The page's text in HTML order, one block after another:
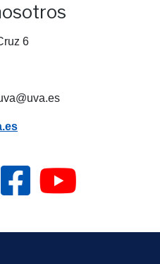
6
Twitter de Centro VirtUVa
Enlace a Instagram de
Enlace a Facebook de